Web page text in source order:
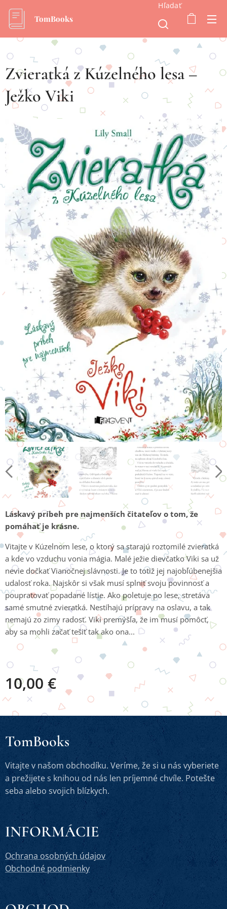
TomBooks
Hľadať
Zvieratká z Kúzelného lesa –
Ježko Viki
Láskavý príbeh pre najmenších čitateľov o tom, že
pomáhať je krásne.
Vitajte v Kúzelnom lese, o ktorý sa starajú roztomilé zvieratká
a kde vo vzduchu vonia mágia. Malé ježie dievčatko Viki sa už
nevie dočkať Vianočnej slávnosti. Je to totiž jej najobľúbenejšia
udalosť roka. Najskôr si však musí splniť svoju povinnosť a
poupratovať popadané lístie. Ako poletuje po lese, stretáva
samé smutné zvieratká. Nestíhajú prípravy na oslavu, a tak
nemajú zo zimy radosť. Viki premýšľa, že im musí pomôcť,
aby sa mohli začať tešiť tak ako ona...
10,00 €
TomBooks
Vitajte v našom obchodíku. Veríme, že si u nás vyberiete
a prežijete s knihou od nás len príjemné chvíle. Potešte
seba alebo svojich blízkych.
INFORMÁCIE
Ochrana osobných údajov
Obchodné podmienky